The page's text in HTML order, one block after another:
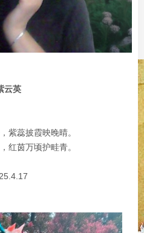
云英
紫蕊披霞映晚晴。
红茵万顷护畦青。